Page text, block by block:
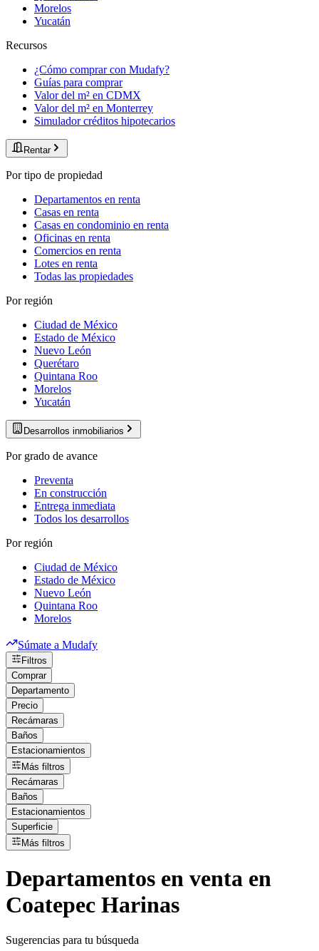
Morelos
Yucatán
Recursos
¿Cómo comprar con Mudafy?
Guías para comprar
Valor del m² en CDMX
Valor del m² en Monterrey
Simulador créditos hipotecarios
Rentar
Por tipo de propiedad
Departamentos en renta
Casas en renta
Casas en condominio en renta
Oficinas en renta
Comercios en renta
Lotes en renta
Todas las propiedades
Por región
Ciudad de México
Estado de México
Nuevo León
Querétaro
Quintana Roo
Morelos
Yucatán
Desarrollos inmobiliarios
Por grado de avance
Preventa
En construcción
Entrega inmediata
Todos los desarrollos
Por región
Ciudad de México
Estado de México
Nuevo León
Quintana Roo
Morelos
Súmate a Mudafy
Filtros
Comprar
Departamento
Precio
Recámaras
Baños
Estacionamientos
Más filtros
Recámaras
Baños
Estacionamientos
Superficie
Más filtros
Departamentos en venta en
Coatepec Harinas
Sugerencias para tu búsqueda